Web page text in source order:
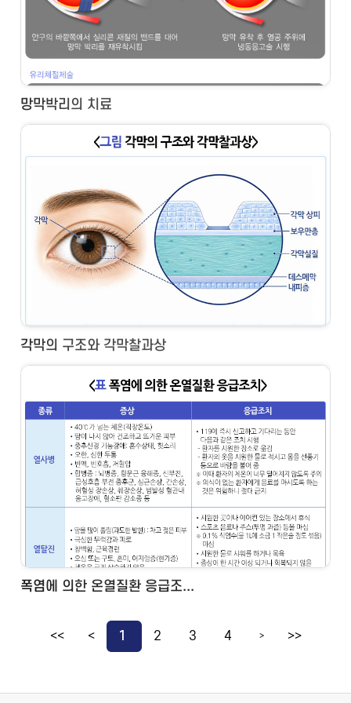
망막박리의 치료
각막의 구조와 각막찰과상
폭염에 의한 온열질환 응급조...
<< < 1 2 3 4 > >>